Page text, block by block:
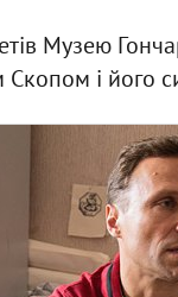
Музею
і його